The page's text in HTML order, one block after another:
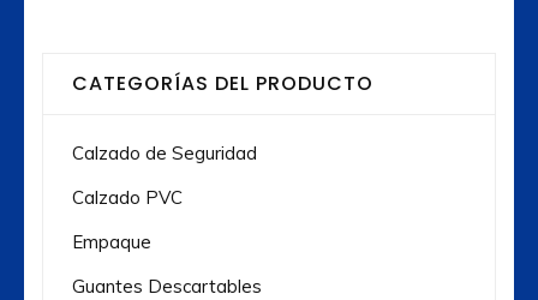
CATEGORÍAS DEL PRODUCTO
Calzado de Seguridad
Calzado PVC
Empaque
Guantes Descartables